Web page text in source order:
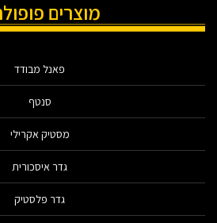
מוצרים
פאנל מבודד
סנטף
מסטיק אקרילי
גדר איסכורית
גדר פלסטיק